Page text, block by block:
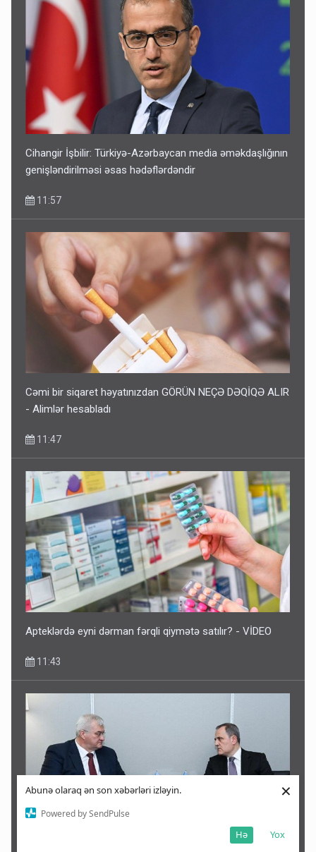
Abunə olaraq ən son xəbərləri izləyin.
Powered by SendPulse
Yox
Hə
×
Cihangir İşbilir: Türkiyə-Azərbaycan media əməkdaşlığının
genişləndirilməsi əsas hədəflərdəndir
11:57
Cəmi bir siqaret həyatınızdan GÖRÜN NEÇƏ DƏQİQƏ ALIR
- Alimlər hesabladı
11:47
Apteklərdə eyni dərman fərqli qiymətə satılır? - VİDEO
11:43